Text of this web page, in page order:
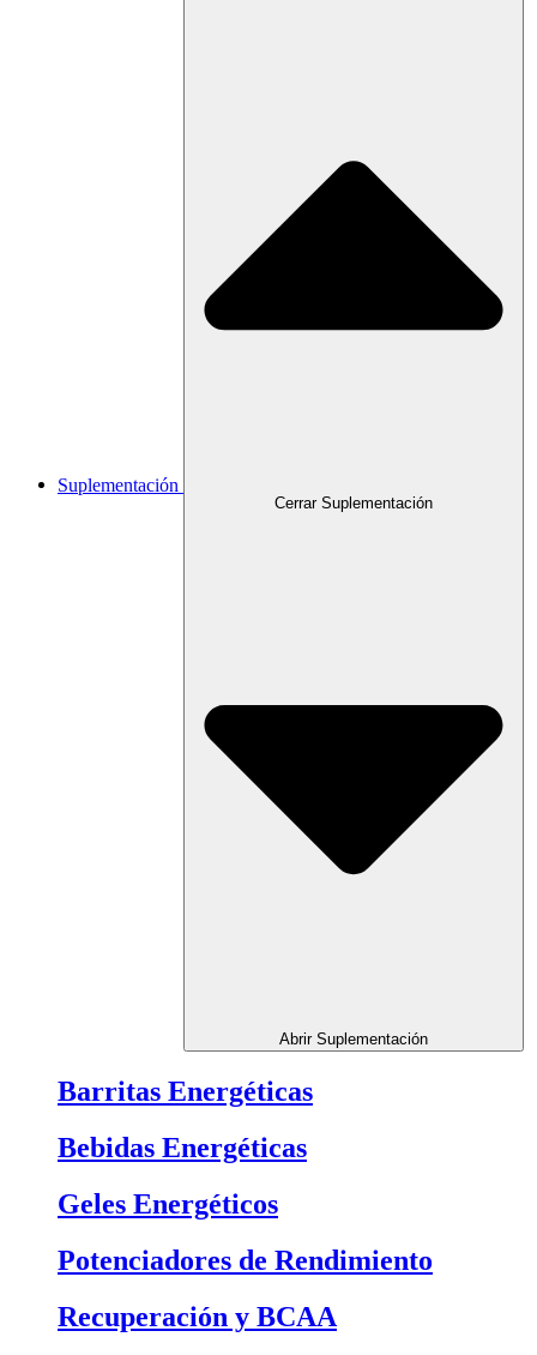
Suplementación
Cerrar Suplementación
Abrir Suplementación
Barritas Energéticas
Bebidas Energéticas
Geles Energéticos
Potenciadores de Rendimiento
Recuperación y BCAA